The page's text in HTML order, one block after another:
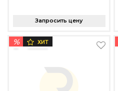
Запросить цену
% ХИТ